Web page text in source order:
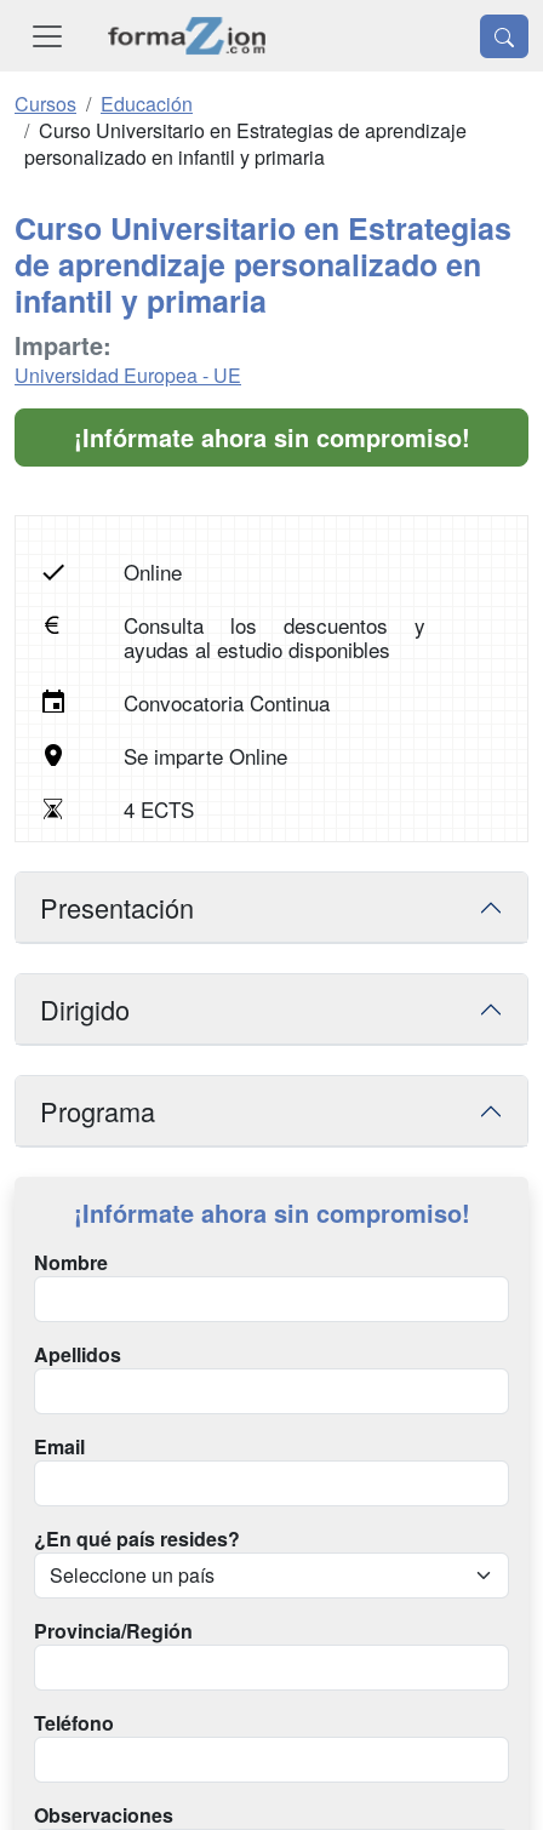
Cursos
Educación
Curso Universitario en Estrategias de aprendizaje
personalizado en infantil y primaria
Curso Universitario en Estrategias
de aprendizaje personalizado en
infantil y primaria
Imparte:
Universidad Europea - UE
¡Infórmate ahora sin compromiso!
Online
Consulta los descuentos y
ayudas al estudio disponibles
Convocatoria Continua
Se imparte Online
4 ECTS
Presentación
Dirigido
Programa
¡Infórmate ahora sin compromiso!
Nombre
Apellidos
Email
¿En qué país resides?
Provincia/Región
Teléfono
Observaciones